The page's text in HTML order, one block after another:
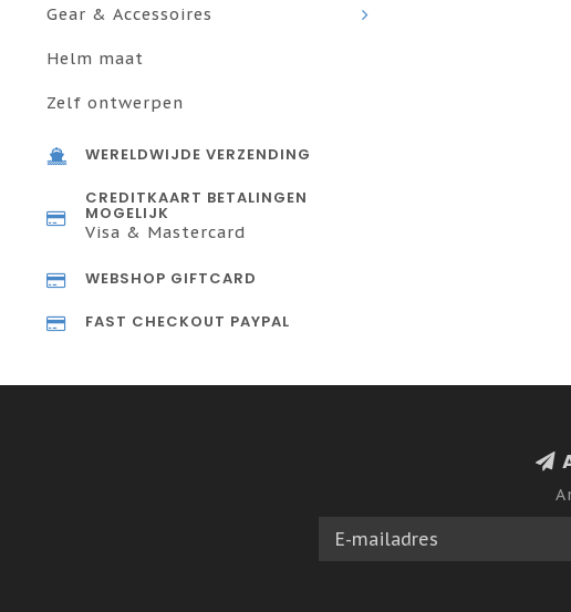
Gear & Accessoires
Helm maat
Zelf ontwerpen
WERELDWIJDE VERZENDING
CREDITKAART BETALINGEN
MOGELIJK
Visa & Mastercard
WEBSHOP GIFTCARD
FAST CHECKOUT PAYPAL